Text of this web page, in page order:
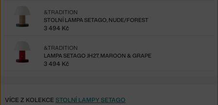
STOLNÍ LAMPA SETAGO, NUDE/FOREST
&TRADITION
3 494 Kč
LAMPA SETAGO JH27, MAROON & GRAPE
&TRADITION
3 494 Kč
VÍCE Z KOLEKCE STOLNÍ LAMPY SETAGO